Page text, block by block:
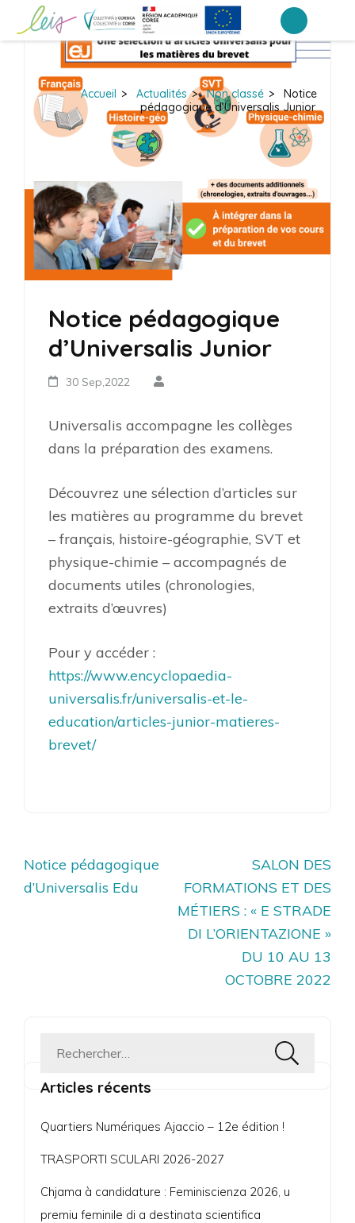
(Pressez
Entrée)
Portail Inter-établissements Leia
LEIA, le portail ENT NEO des établissements de Corse
Accueil > Actualités > Non classé >
Notice
pédagogique d’Universalis Junior
Notice pédagogique
d’Universalis Junior
30 Sep,2022
Universalis accompagne les collèges
dans la préparation des examens.
Découvrez une sélection d’articles sur
les matières au programme du brevet
– français, histoire-géographie, SVT et
physique-chimie – accompagnés de
documents utiles (chronologies,
extraits d’œuvres)
Pour y accéder :
https://www.encyclopaedia-
universalis.fr/universalis-et-le-
education/articles-junior-matieres-
brevet/
Navigation
de
Notice pédagogique
d’Universalis Edu
SALON DES
FORMATIONS ET DES
MÉTIERS : « E STRADE
DI L’ORIENTAZIONE »
DU 10 AU 13
OCTOBRE 2022
Rechercher :
Articles récents
Quartiers Numériques Ajaccio – 12e édition !
TRASPORTI SCULARI 2026-2027
Chjama à candidature : Feminiscienza 2026, u
premiu feminile di a destinata scientifica